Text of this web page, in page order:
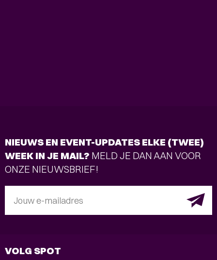
NIEUWS EN EVENT-UPDATES ELKE (TWEE)
WEEK IN JE MAIL? MELD JE DAN AAN VOOR
ONZE NIEUWSBRIEF!
Jouw e-mailadres
VOLG SPOT